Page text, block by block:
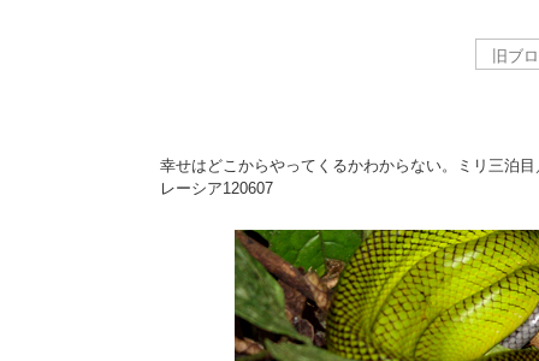
幸せはどこからやってくるかわからない。ミリ三泊目
レーシア120607